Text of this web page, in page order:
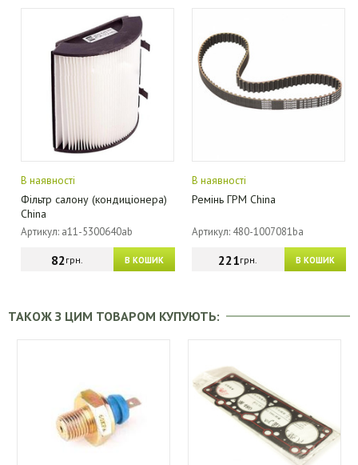
В наявності
Фільтр салону (кондиціонера)
China
Артикул: a11-5300640ab
В КОШИК
82грн.
В наявності
Ремінь ГРМ China
Артикул: 480-1007081ba
В КОШИК
221грн.
ТАКОЖ З ЦИМ ТОВАРОМ КУПУЮТЬ: